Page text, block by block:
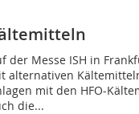
der Messe ISH in
alternativen
mit den HFO-
die...